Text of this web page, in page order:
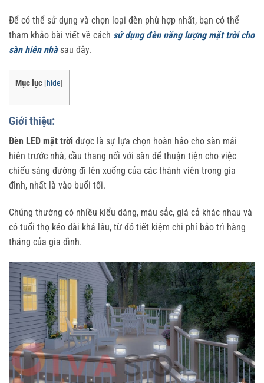
Để có thể sử dụng và chọn loại đèn phù hợp nhất, bạn có thể
tham khảo bài viết về cách sử dụng đèn năng lượng mặt trời cho
sàn hiên nhàsau đây.
Mục lục [hide]
Giới thiệu:
Đèn LED mặt trời được là sự lựa chọn hoàn hảo cho sàn mái
hiên trước nhà, cầu thang nối với sàn để thuận tiện cho việc
chiếu sáng đường đi lên xuống của các thành viên trong gia
đình, nhất là vào buổi tối.
Chúng thường có nhiều kiểu dáng, màu sắc, giá cả khác nhau và
có tuổi thọ kéo dài khá lâu, từ đó tiết kiệm chi phí bảo trì hàng
tháng của gia đình.